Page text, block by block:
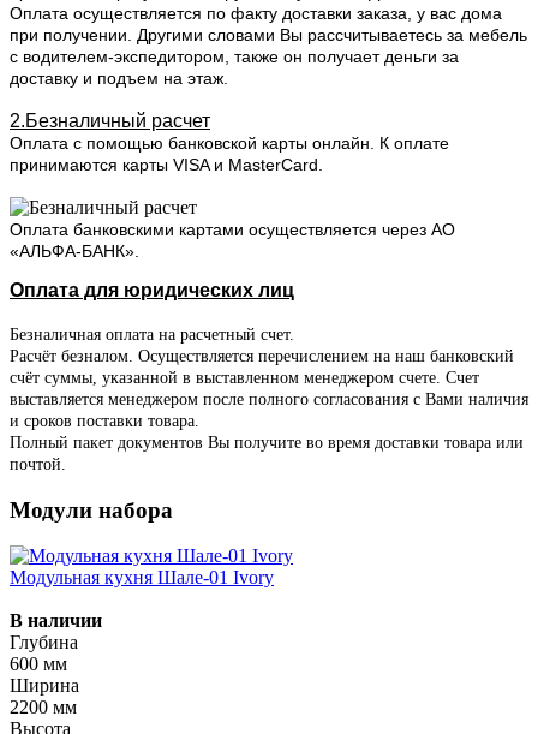
Оплата осуществляется по факту доставки заказа, у вас дома
при получении. Другими словами Вы рассчитываетесь за мебель
с водителем-экспедитором, также он получает деньги за
доставку и подъем на этаж.
2.Безналичный расчет
Оплата с помощью банковской карты онлайн. К оплате
принимаются карты VISA и MasterCard.
Оплата банковскими картами осуществляется через АО
«АЛЬФА-БАНК».
Оплата для юридических лиц
Безналичная оплата на расчетный счет.
Расчёт безналом. Осуществляется перечислением на наш банковский
счёт суммы, указанной в выставленном менеджером счете. Счет
выставляется менеджером после полного согласования с Вами наличия
и сроков поставки товара.
Полный пакет документов Вы получите во время доставки товара или
почтой.
Модули набора
Модульная кухня Шале-01 Ivory
В наличии
Глубина
600 мм
Ширина
2200 мм
Высота